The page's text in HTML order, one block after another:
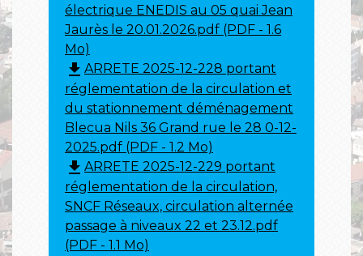
électrique ENEDIS au 05 quai Jean
Jaurès le 20.01.2026.pdf (PDF - 1.6
Mo)
file_download ARRETE 2025-12-228 portant
réglementation de la circulation et
du stationnement déménagement
Blecua Nils 36 Grand rue le 28 0-12-
2025.pdf (PDF - 1.2 Mo)
file_download ARRETE 2025-12-229 portant
réglementation de la circulation,
SNCF Réseaux, circulation alternée
passage à niveaux 22 et 23.12.pdf
(PDF - 1.1 Mo)